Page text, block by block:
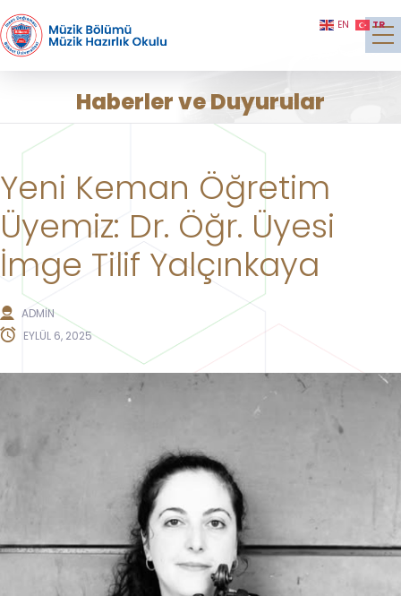
Haberler ve Duyurular
Yeni Keman Öğretim
Üyemiz: Dr. Öğr. Üyesi
İmge Tilif Yalçınkaya
ADMIN
EYLÜL 6, 2025
EN TR